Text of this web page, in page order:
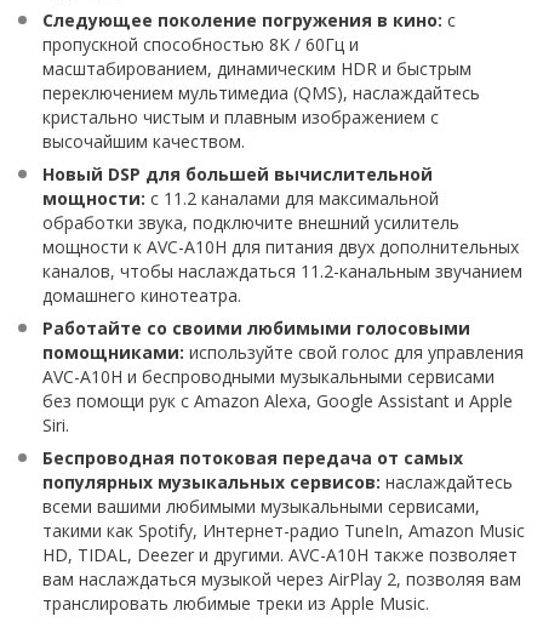
Следующее поколение погружения в кино: с
пропускной способностью 8K / 60Гц и
масштабированием, динамическим HDR и быстрым
переключением мультимедиа (QMS), наслаждайтесь
кристально чистым и плавным изображением с
высочайшим качеством.
Новый DSP для большей вычислительной
мощности: с 11.2 каналами для максимальной
обработки звука, подключите внешний усилитель
мощности к AVC-A10H для питания двух дополнительных
каналов, чтобы наслаждаться 11.2-канальным звучанием
домашнего кинотеатра.
Работайте со своими любимыми голосовыми
помощниками: используйте свой голос для управления
AVC-A10H и беспроводными музыкальными сервисами
без помощи рук с Amazon Alexa, Google Assistant и Apple
Siri.
Беспроводная потоковая передача от самых
популярных музыкальных сервисов: наслаждайтесь
всеми вашими любимыми музыкальными сервисами,
такими как Spotify, Интернет-радио TuneIn, Amazon Music
HD, TIDAL, Deezer и другими. AVC-A10H также позволяет
вам наслаждаться музыкой через AirPlay 2, позволяя вам
транслировать любимые треки из Apple Music.